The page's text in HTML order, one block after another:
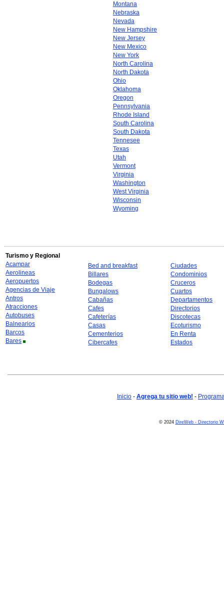
Montana
Nebraska
Nevada
New Hampshire
New Jersey
New Mexico
New York
North Carolina
North Dakota
Ohio
Oklahoma
Oregon
Pennsylvania
Rhode Island
South Carolina
South Dakota
Tennesee
Texas
Utah
Vermont
Virginia
Washington
West Virginia
Wisconsin
Wyoming
Turismo y Regional
Acampar
Aerolineas
Aeropuertos
Agencias de Viaje
Antros
Atracciones
Autobuses
Balnearios
Barcos
Bares
Bed and breakfast
Billares
Bodegas
Bungalows
Cabañas
Cafes
Cafeterías
Casas
Cementerios
Cibercafes
Ciudades
Condominios
Cruceros
Cuartos
Departamentos
Directorios
Discotecas
Ecoturismo
En Renta
Estados
Inicio - Agrega tu sitio web! -
© 2024 DireWeb - Directorio